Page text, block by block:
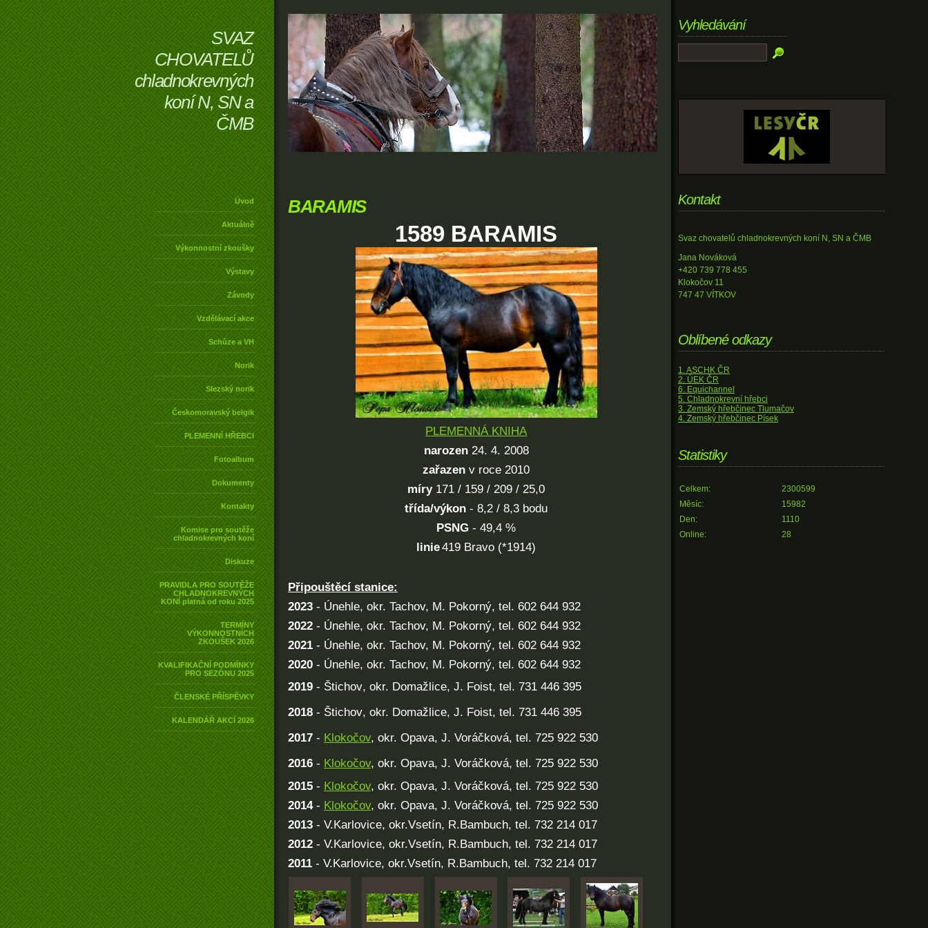
SVAZ
CHOVATELŮ
chladnokrevných
koní N, SN a
ČMB
Úvod
Aktuálně
Výkonnostní zkoušky
Výstavy
Závody
Vzdělávací akce
Schůze a VH
Norik
Slezský norik
Českomoravský belgik
PLEMENNÍ HŘEBCI
Fotoalbum
Dokumenty
Kontakty
Komise pro soutěže
chladnokrevných koní
Diskuze
PRAVIDLA PRO SOUTĚŽE
CHLADNOKREVNÝCH
KONÍ platná od roku 2025
TERMÍNY
VÝKONNOSTNÍCH
ZKOUŠEK 2026
KVALIFIKAČNÍ PODMÍNKY
PRO SEZÓNU 2025
ČLENSKÉ PŘÍSPĚVKY
KALENDÁŘ AKCÍ 2026
BARAMIS
1589 BARAMIS
PLEMENNÁ KNIHA
narozen 24. 4. 2008
zařazen v roce 2010
míry 171 / 159 / 209 / 25,0
třída/výkon - 8,2 / 8,3 bodu
PSNG- 49,4 %
linie419 Bravo (*1914)
Připouštěcí stanice:
2023 - Únehle, okr. Tachov, M. Pokorný, tel. 602 644 932
2022 - Únehle, okr. Tachov, M. Pokorný, tel. 602 644 932
2021 - Únehle, okr. Tachov, M. Pokorný, tel. 602 644 932
2020 - Únehle, okr. Tachov, M. Pokorný, tel. 602 644 932
2019 - Štichov, okr. Domažlice, J. Foist, tel. 731 446 395
2018 - Štichov, okr. Domažlice, J. Foist, tel. 731 446 395
2017 - Klokočov, okr. Opava, J. Voráčková, tel. 725 922 530
2016 - Klokočov, okr. Opava, J. Voráčková, tel. 725 922 530
2015 - Klokočov, okr. Opava, J. Voráčková, tel. 725 922 530
2014- Klokočov, okr. Opava, J. Voráčková, tel. 725 922 530
2013 - V.Karlovice, okr.Vsetín, R.Bambuch, tel. 732 214 017
2012 - V.Karlovice, okr.Vsetín, R.Bambuch, tel. 732 214 017
2011 - V.Karlovice, okr.Vsetín, R.Bambuch, tel. 732 214 017
Vyhledávání
Kontakt
Svaz chovatelů chladnokrevných koní N, SN a ČMB
Jana Nováková
+420 739 778 455
Klokočov 11
747 47 VÍTKOV
Oblíbené odkazy
1. ASCHK ČR
2. ÚEK ČR
6. Equichannel
5. Chladnokrevní hřebci
3. Zemský hřebčinec Tlumačov
4. Zemský hřebčinec Písek
Statistiky
Online: 28
Celkem:
2300599
Měsíc:
15982
Den:
1110